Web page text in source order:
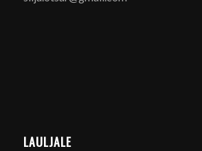
LAULJALE